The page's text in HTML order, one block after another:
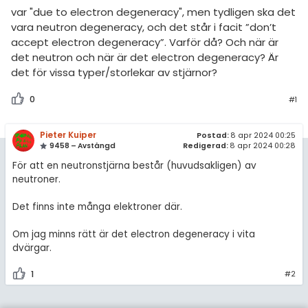
var "due to electron degeneracy", men tydligen ska det
vara neutron degeneracy, och det står i facit ”don’t
accept electron degeneracy”. Varför då? Och när är
det neutron och när är det electron degeneracy? Är
det för vissa typer/storlekar av stjärnor?
0 #1
Pieter Kuiper
9458 – Avstängd
Postad: 8 apr 2024 00:25
Redigerad: 8 apr 2024 00:28
För att en neutronstjärna består (huvudsakligen) av
neutroner.
Det finns inte många elektroner där.
Om jag minns rätt är det electron degeneracy i vita
dvärgar.
1 #2
Topplistor
Regler
För lärare
Om Pluggakuten
Allmänna villkor
Cookie-inställningar
ämnen
diskussioner